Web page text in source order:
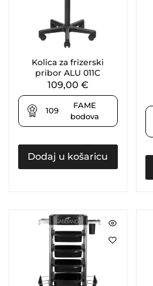
Kolica za frizerski
pribor ALU 011C
109,00 €
109
FAME
bodova
Dodaj u košaricu